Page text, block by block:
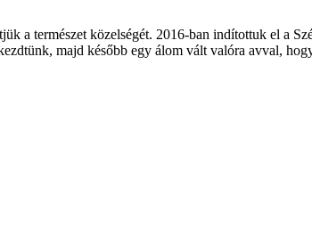
a természet közelségét. 2016-ban indítottuk el a
majd később egy álom vált valóra avval,